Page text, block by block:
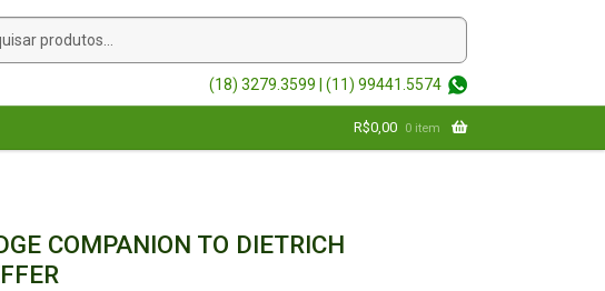
(18) 3279.3599 | (11) 99441.5574
R$0,00 0 item
COMPANION TO DIETRICH